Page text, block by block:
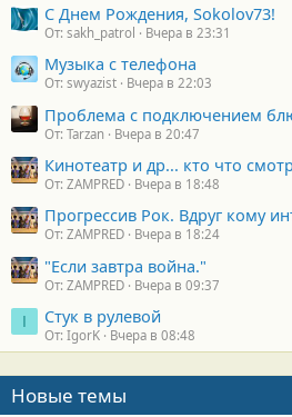
С Днем Рождения, Sokolov73!
От: sakh_patrol Вчера в 23:31
Музыка с телефона
От: swyazist Вчера в 22:03
Проблема с подключением
От: Tarzan Вчера в 20:47
Кинотеатр и др... кто что
От: ZAMPRED Вчера в 18:48
Прогрессив Рок. Вдруг кому
От: ZAMPRED Вчера в 18:24
"Если завтра война."
От: ZAMPRED Вчера в 09:37
I Стук в рулевой
От: IgorK Вчера в 08:48
Новые темы